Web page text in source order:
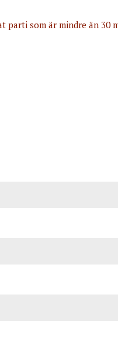
parti som är mindre än 30